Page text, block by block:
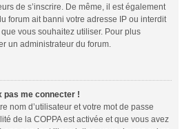
de s’inscrire. De même, il est également
forum ait banni votre adresse IP ou interdit
vous souhaitez utiliser. Pour plus
un administrateur du forum.
pas me connecter !
nom d’utilisateur et votre mot de passe
de la COPPA est activée et que vous avez